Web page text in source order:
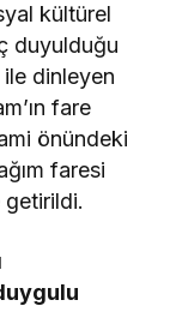
kültürel
duyulduğu
ile dinleyen
fare
önündeki
faresi
getirildi.